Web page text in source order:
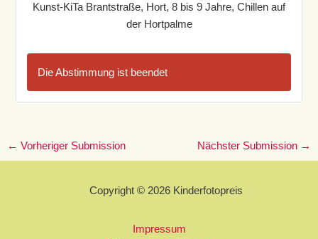
Kunst-KiTa Brantstraße, Hort, 8 bis 9 Jahre, Chillen auf
der Hortpalme
Die Abstimmung ist beendet
← Vorheriger Submission Nächster Submission →
Copyright © 2026 Kinderfotopreis
Impressum